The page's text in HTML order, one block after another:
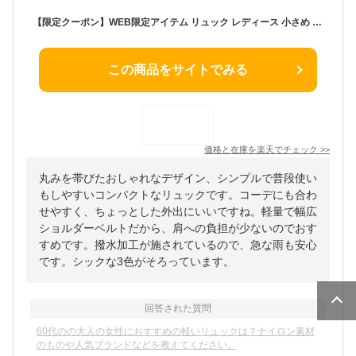
【限定クーポン】WEB限定アイテム リュック レディース 小さめ 軽量 通勤 かわいい 大人 おしゃれ きれいめ ミニリュック ナイロン ポケット 多い ビジネス コンパクト ミニ マザーズ 通学 旅行 軽い ママ リュックサック 女性 女 20代 30代 40代 50代 60代 moz モズ
この商品をサイトでみる
価格と在庫を楽天でチェック >>
丸みを帯びたおしゃれなデザイン、シンプルで普段使い
もしやすいコンパクトなリュックです。コーデにも合わ
せやすく、ちょっとした外出にいいですね。軽量で幅広
ショルダーベルトだから、肩への負担が少ないのでおす
すめです。撥水加工が施されているので、急な雨も安心
です。シックな3色がそろっています。
回答された質問
60代のの大人の女性におすすめの軽いリュックは？ナイロン素材
のものや人気ブランドなどを教えてください。